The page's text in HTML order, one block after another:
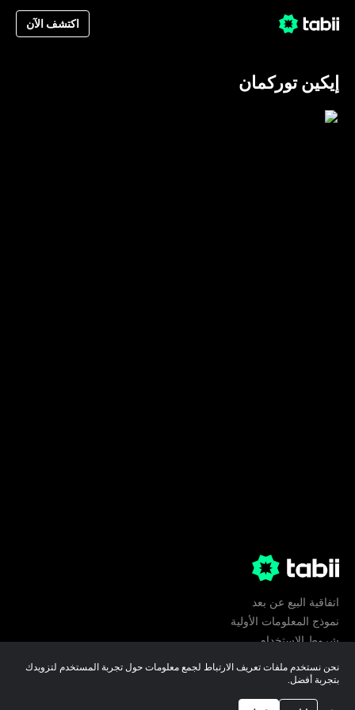
اكتشف الآن
إيكين توركمان
اتفاقية البيع عن بعد
نموذج المعلومات الأولية
شروط الإستخدام
تفضيلات ملفات تعريف الارتباط
نحن نستخدم ملفات تعريف الارتباط لجمع معلومات حول تجربة المستخدم لتزويدك
بتجربة أفضل.